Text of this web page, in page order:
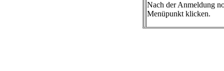
Nach der Anmeldung
Menüpunkt klicken.